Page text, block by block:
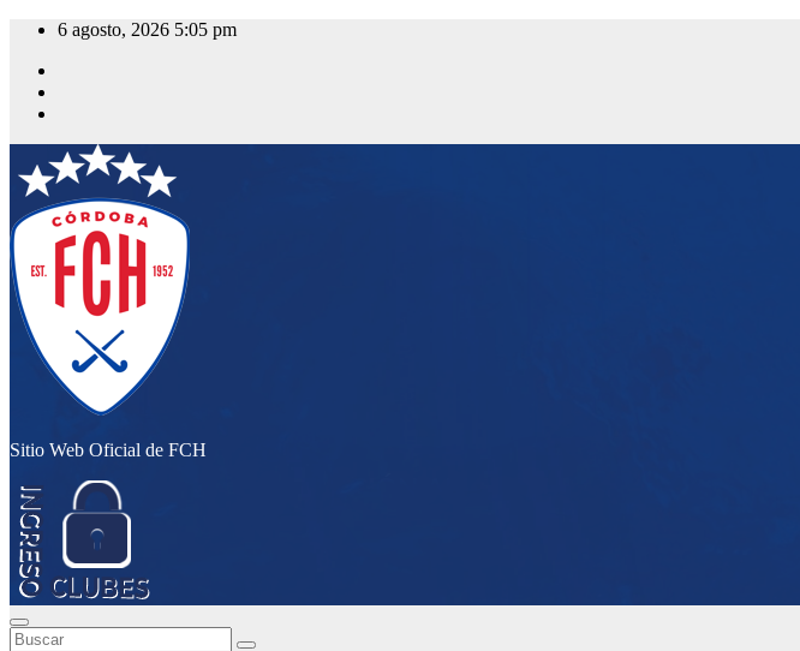
Saltar
contenido
6 agosto, 2026 5:05 pm
Sitio Web Oficial de FCH